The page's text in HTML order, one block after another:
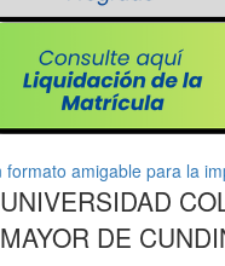
UNIVERSIDAD
MAYOR DE